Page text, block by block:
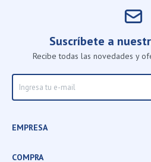
Suscríbete a
Recibe todas las novedades y
EMPRESA
COMPRA